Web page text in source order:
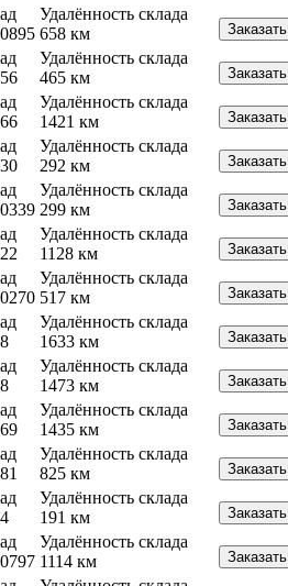
Удалённость склада
658 км
Заказать
Удалённость склада
465 км
Заказать
Удалённость склада
1421 км
Заказать
Удалённость склада
292 км
Заказать
Удалённость склада
299 км
Заказать
Удалённость склада
1128 км
Заказать
Удалённость склада
517 км
Заказать
Удалённость склада
1633 км
Заказать
Удалённость склада
1473 км
Заказать
Удалённость склада
1435 км
Заказать
Удалённость склада
825 км
Заказать
Удалённость склада
191 км
Заказать
Удалённость склада
1114 км
Заказать